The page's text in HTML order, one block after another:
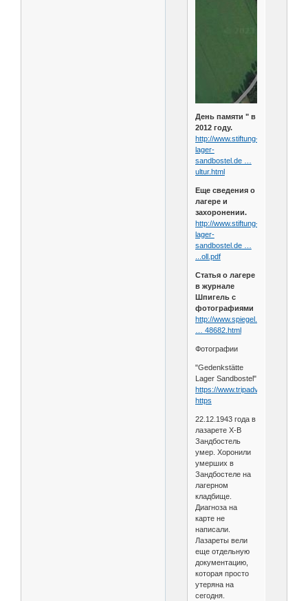
День памяти " в
2012 году.
http://www.stiftung-
lager-
sandbostel.de …
ultur.html
Еще сведения о
лагере и
захоронении.
http://www.stiftung-
lager-
sandbostel.de …
...oll.pdf
Статья о лагере
в журнале
Шпигель с
фотографиями
http://www.spiegel.de/
… 48682.html
Фотографии
"Gedenkstätte
Lager Sandbostel"
https://www.tripadvisor.ru/
https
22.12.1943 года в
лазарете X-B
Зандбостель
умер. Хоронили
умерших в
Зандбостеле на
лагерном
кладбище.
Диагноза на
карте не
написали.
Лазареты вели
еще отдельную
документацию,
которая просто
утеряна на
сегодня.